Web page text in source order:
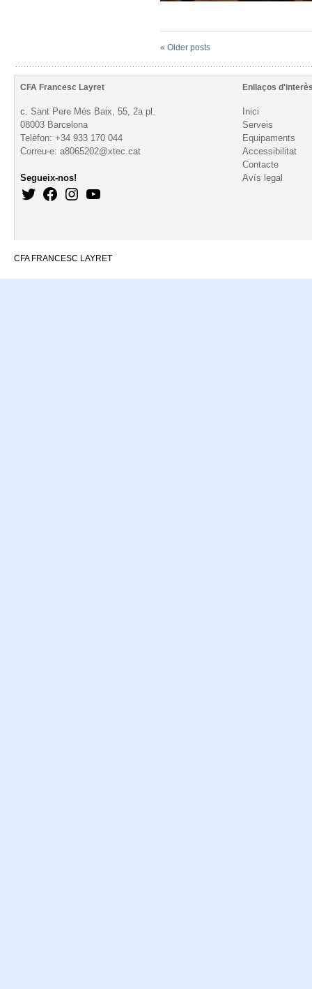
« Older posts
CFA Francesc Layret Enllaços
c. Sant Pere Més Baix, 55, 2a pl.
08003 Barcelona
Telèfon: +34 933 170 044
Correu-e: a8065202@xtec.cat
Segueix-nos!
Inici
Serveis
Equipaments
Accessibilitat
Contacte
Avís legal
CFA FRANCESC LAYRET